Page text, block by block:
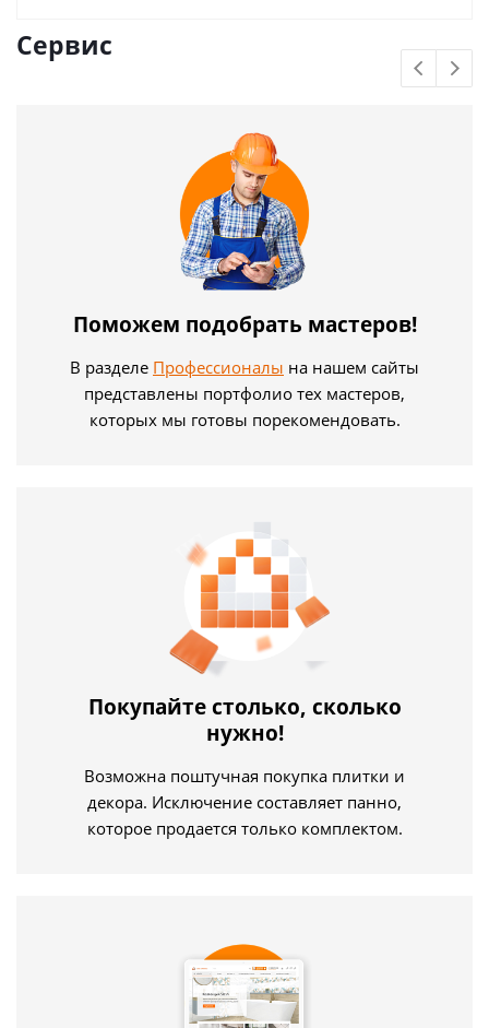
Сервис
Поможем подобрать мастеров!
В разделе Профессионалы на нашем сайты
представлены портфолио тех мастеров,
которых мы готовы порекомендовать.
Покупайте столько, сколько
нужно!
Возможна поштучная покупка плитки и
декора. Исключение составляет панно,
которое продается только комплектом.